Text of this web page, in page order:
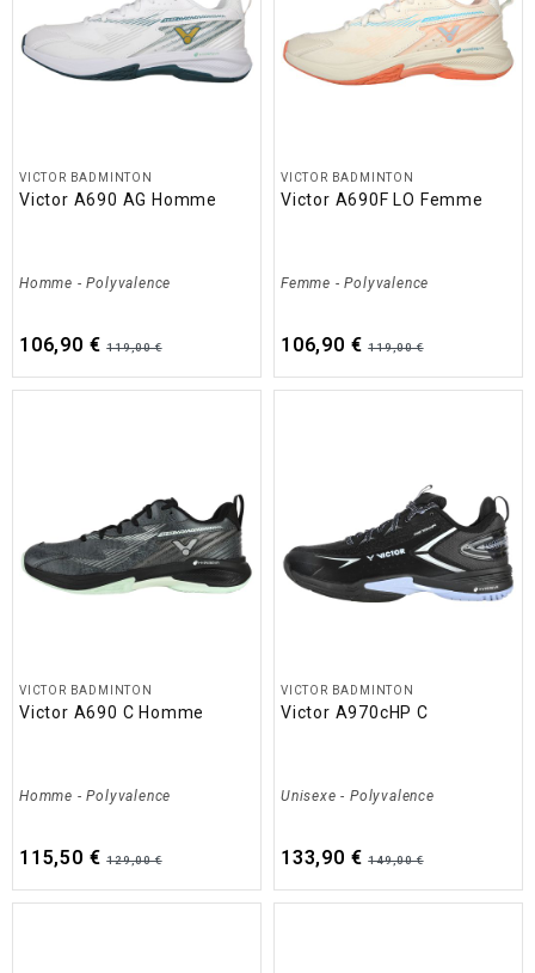
VICTOR BADMINTON
Victor A690 AG Homme
Homme -Polyvalence
106,90 € 119,00 €
VICTOR BADMINTON
Victor A690F LO Femme
Femme -Polyvalence
106,90 € 119,00 €
VICTOR BADMINTON
Victor A690 C Homme
Homme -Polyvalence
115,50 € 129,00 €
VICTOR BADMINTON
Victor A970cHP C
Unisexe -Polyvalence
133,90 € 149,00 €